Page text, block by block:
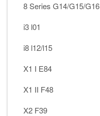
8 Series G14/G15/G16
i3 l01
i8 l12/l15
X1 I E84
X1 II F48
X2 F39